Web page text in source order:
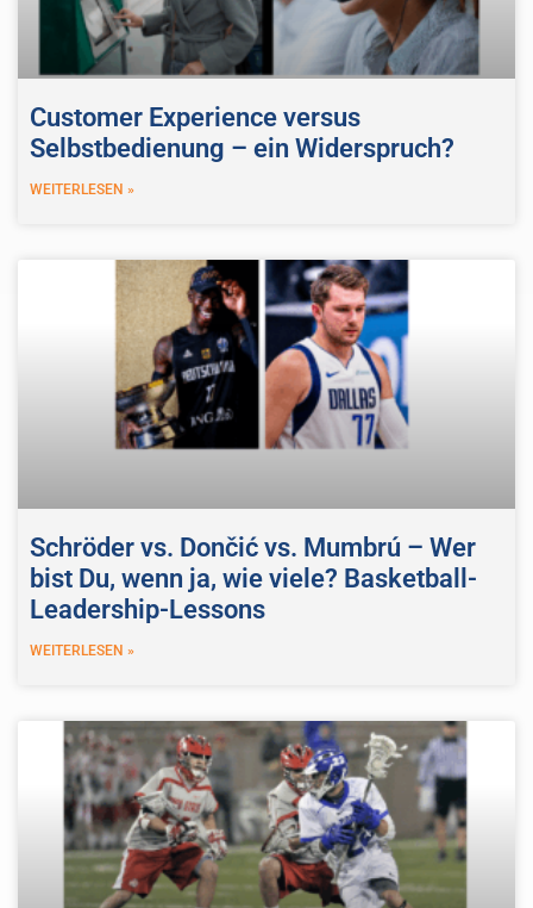
Customer Experience versus
Selbstbedienung – ein Widerspruch?
WEITERLESEN »
Schröder vs. Dončić vs. Mumbrú – Wer
bist Du, wenn ja, wie viele? Basketball-
Leadership-Lessons
WEITERLESEN »